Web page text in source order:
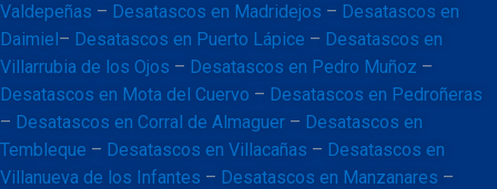
Valdepeñas – Desatascos en Madridejos – Desatascos en
Daimiel– Desatascos en Puerto Lápice – Desatascos en
Villarrubia de los Ojos – Desatascos en Pedro Muñoz –
Desatascos en Mota del Cuervo – Desatascos en Pedroñeras
– Desatascos en Corral de Almaguer – Desatascos en
Tembleque – Desatascos en Villacañas – Desatascos en
Villanueva de los Infantes – Desatascos en Manzanares –